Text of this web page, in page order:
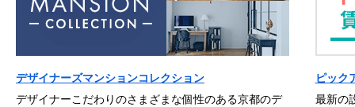
デザイナーズマンションコレクション
デザイナーこだわりのさまざまな個性のある京都のデ
ピック
最新の